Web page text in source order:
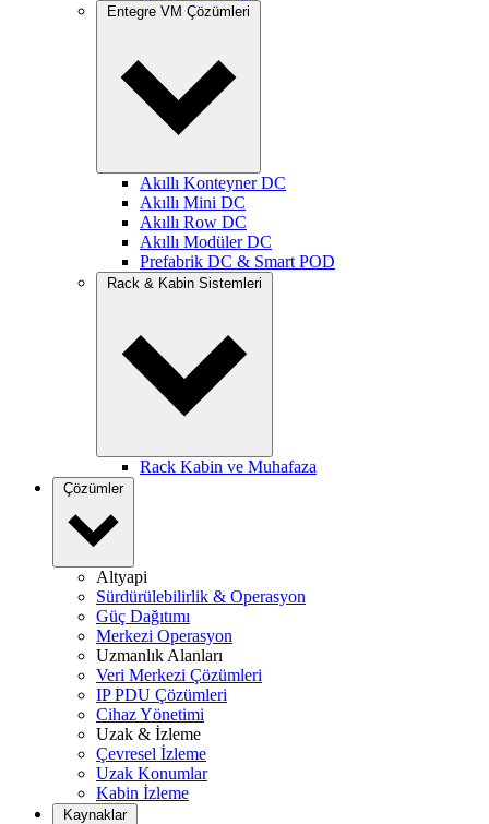
Entegre VM Çözümleri
Akıllı Konteyner DC
Akıllı Mini DC
Akıllı Row DC
Akıllı Modüler DC
Prefabrik DC & Smart POD
Rack & Kabin Sistemleri
Rack Kabin ve Muhafaza
Çözümler
Altyapi
Sürdürülebilirlik & Operasyon
Güç Dağıtımı
Merkezi Operasyon
Uzmanlık Alanları
Veri Merkezi Çözümleri
IP PDU Çözümleri
Cihaz Yönetimi
Uzak & İzleme
Çevresel İzleme
Uzak Konumlar
Kabin İzleme
Kaynaklar